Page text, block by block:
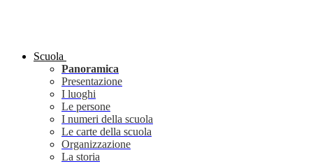
Scuola
Panoramica
Presentazione
I luoghi
Le persone
I numeri della scuola
Le carte della scuola
Organizzazione
La storia